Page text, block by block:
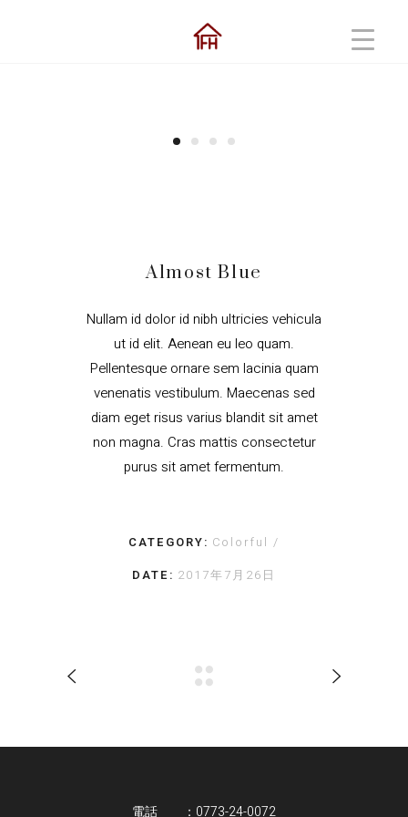
Almost Blue
Nullam id dolor id nibh ultricies vehicula
ut id elit. Aenean eu leo quam.
Pellentesque ornare sem lacinia quam
venenatis vestibulum. Maecenas sed
diam eget risus varius blandit sit amet
non magna. Cras mattis consectetur
purus sit amet fermentum.
CATEGORY: Colorful
DATE: 2017年7月26日
電話 ：0773-24-0072